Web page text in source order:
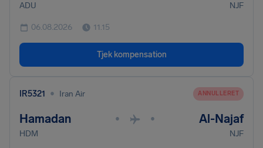
ADU NJF
06.08.2026 11.15
Tjek kompensation
IR5321 • Iran Air ANNULLERET
Hamadan • • Al-Najaf
HDM NJF